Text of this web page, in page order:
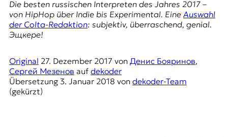
o
d
e
r
|
Die besten russischen Interpreten des Jahres 2017 –
von HipHop über Indie bis Experimental. Eine Auswahl
der Colta-Redaktion: subjektiv, überraschend, genial.
Эщкере!
Original 27. Dezember 2017 von Денис Бояринов,
Сергей Мезенов auf dekoder
Übersetzung 3. Januar 2018 von dekoder-Team
(gekürzt)